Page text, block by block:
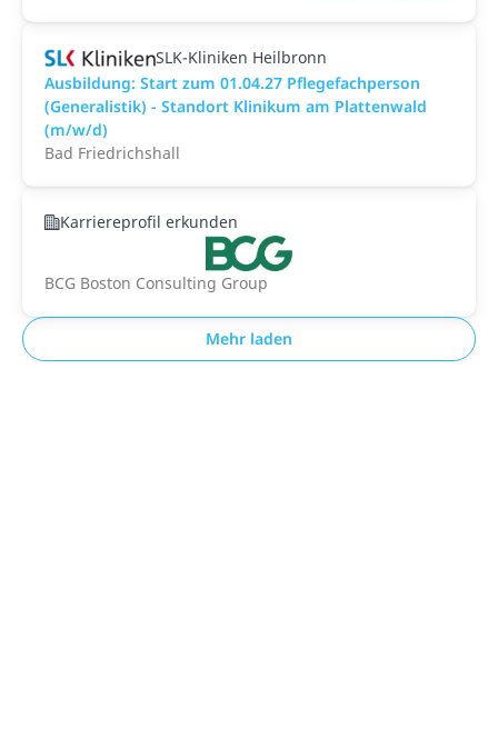
SLK-Kliniken Heilbronn
Ausbildung: Start zum 01.04.27 Pflegefachperson
(Generalistik) - Standort Klinikum am Plattenwald
(m/w/d)
Bad Friedrichshall
Karriereprofil erkunden
BCG Boston Consulting Group
Mehr laden